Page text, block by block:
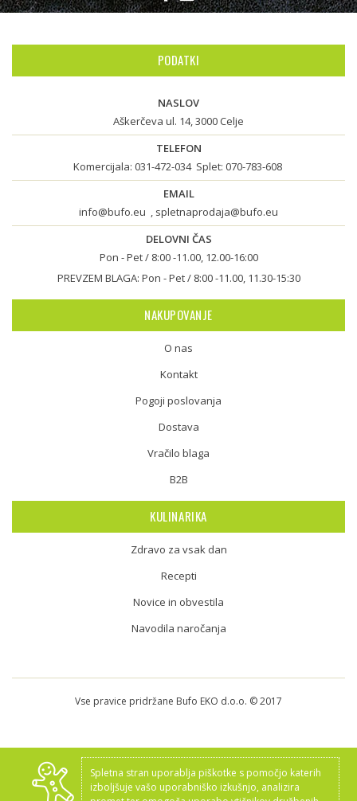
PODATKI
NASLOV
Aškerčeva ul. 14, 3000 Celje
TELEFON
Komercijala: 031-472-034Splet: 070-783-608
EMAIL
info@bufo.eu , spletnaprodaja@bufo.eu
DELOVNI ČAS
Pon - Pet / 8:00 -11.00, 12.00-16:00
PREVZEM BLAGA: Pon - Pet / 8:00 -11.00, 11.30-15:30
NAKUPOVANJE
O nas
Kontakt
Pogoji poslovanja
Dostava
Vračilo blaga
B2B
KULINARIKA
Zdravo za vsak dan
Recepti
Novice in obvestila
Navodila naročanja
Vse pravice pridržane Bufo EKO d.o.o. © 2017
Spletna stran uporablja piškotke s pomočjo katerih
izboljšuje vašo uporabniško izkušnjo, analizira